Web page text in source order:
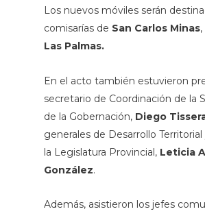
Los nuevos móviles serán
comisarías de San Carlos Minas,
Las Palmas.
En el acto también estuvieron
secretario de Coordinación de la
de la Gobernación, Diego
generales de Desarrollo
la Legislatura Provincial, Leticia
González.
Además, asistieron los jefes